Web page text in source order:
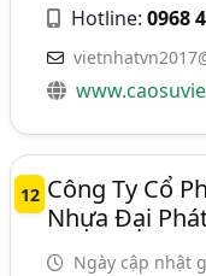
Hotline:0968
12 Công Ty Cổ
Nhựa Đại
Ngày cập nhật